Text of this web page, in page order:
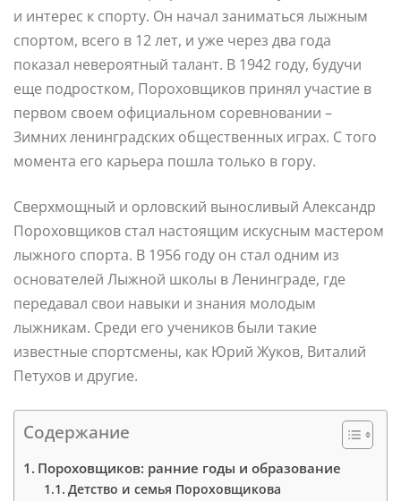
и интерес к спорту. Он начал заниматься лыжным
спортом, всего в 12 лет, и уже через два года
показал невероятный талант. В 1942 году, будучи
еще подростком, Пороховщиков принял участие в
первом своем официальном соревновании –
Зимних ленинградских общественных играх. С того
момента его карьера пошла только в гору.
Сверхмощный и орловский выносливый Александр
Пороховщиков стал настоящим искусным мастером
лыжного спорта. В 1956 году он стал одним из
основателей Лыжной школы в Ленинграде, где
передавал свои навыки и знания молодым
лыжникам. Среди его учеников были такие
известные спортсмены, как Юрий Жуков, Виталий
Петухов и другие.
Содержание
Пороховщиков: ранние годы и образование
Детство и семья Пороховщикова